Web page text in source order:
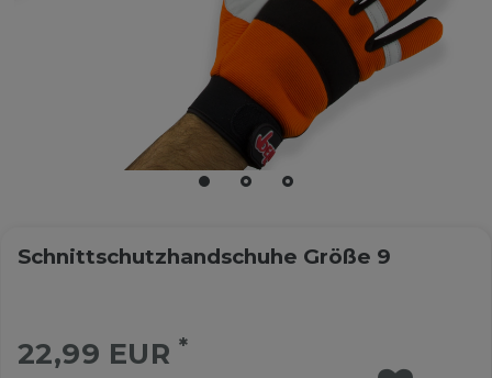
Schnittschutzhandschuhe Größe 9
22,99 EUR *